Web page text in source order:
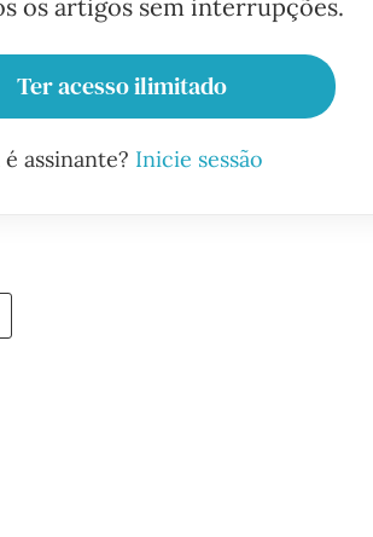
os artigos sem interrupções.
Ter acesso ilimitado
é assinante? Inicie sessão